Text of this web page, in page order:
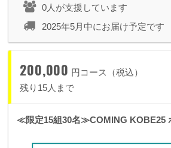
0人が支援しています
2025年5月中にお届け予定です
200,000 円コース（税込）
残り15人まで
≪限定15組30名≫COMING KOBE25